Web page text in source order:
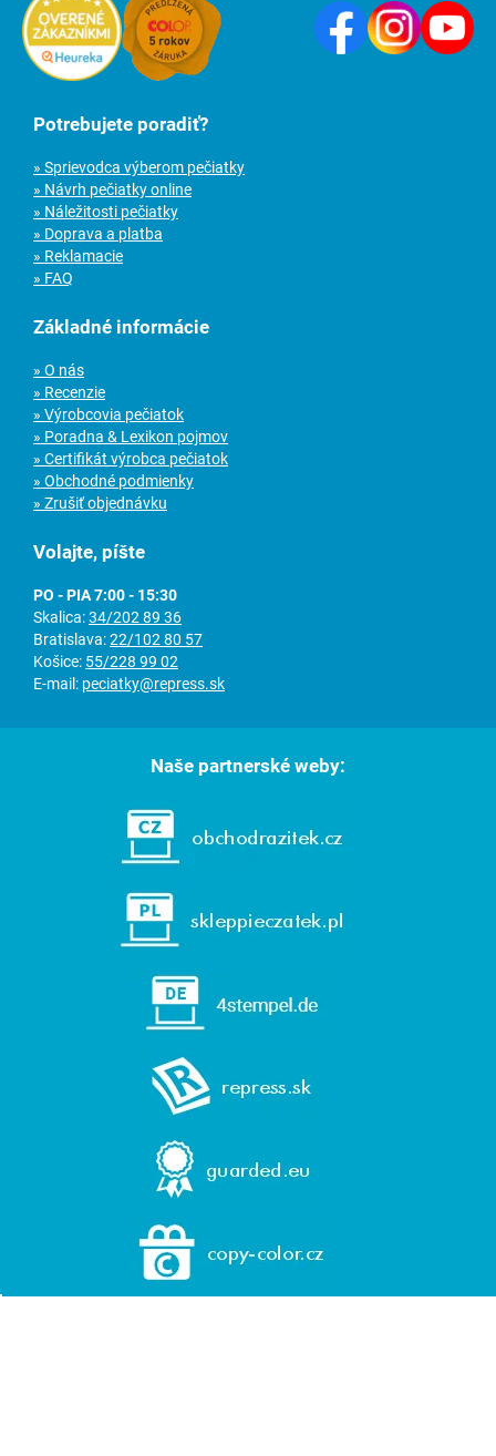
Potrebujete poradiť?
» Sprievodca výberom pečiatky
» Návrh pečiatky online
» Náležitosti pečiatky
» Doprava a platba
» Reklamacie
» FAQ
Základné informácie
» O nás
» Recenzie
» Výrobcovia pečiatok
» Poradna & Lexikon pojmov
» Certifikát výrobca pečiatok
» Obchodné podmienky
» Zrušiť objednávku
Volajte, píšte
PO - PIA 7:00 - 15:30
Skalica:34/202 89 36
Bratislava:22/102 80 57
Košice: 55/228 99 02
E-mail: peciatky@repress.sk
Naše partnerské weby: